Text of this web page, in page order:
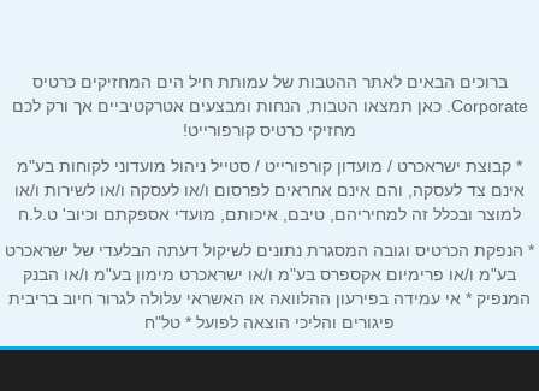
אימייל*
נושא*
אנא חזרו אלי בקשר ל...
ברוכים הבאים לאתר ההטבות של עמותת חיל הים המחזיקים כרטיס
Corporate. כאן תמצאו הטבות, הנחות ומבצעים אטרקטיביים אך ורק לכם
מחזיקי כרטיס קורפורייט!
* קבוצת ישראכרט / מועדון קורפורייט / סטייל ניהול מועדוני לקוחות בע"מ
אינם צד לעסקה, והם אינם אחראים לפרסום ו/או לעסקה ו/או לשירות ו/או
למוצר ובכלל זה למחיריהם, טיבם, איכותם, מועדי אספקתם וכיוב' ט.ל.ח
* הנפקת הכרטיס וגובה המסגרת נתונים לשיקול דעתה הבלעדי של ישראכרט
בע"מ ו/או פרימיום אקספרס בע"מ ו/או ישראכרט מימון בע"מ ו/או הבנק
המנפיק * אי עמידה בפירעון ההלוואה או האשראי עלולה לגרור חיוב בריבית
פיגורים והליכי הוצאה לפועל * טל"ח